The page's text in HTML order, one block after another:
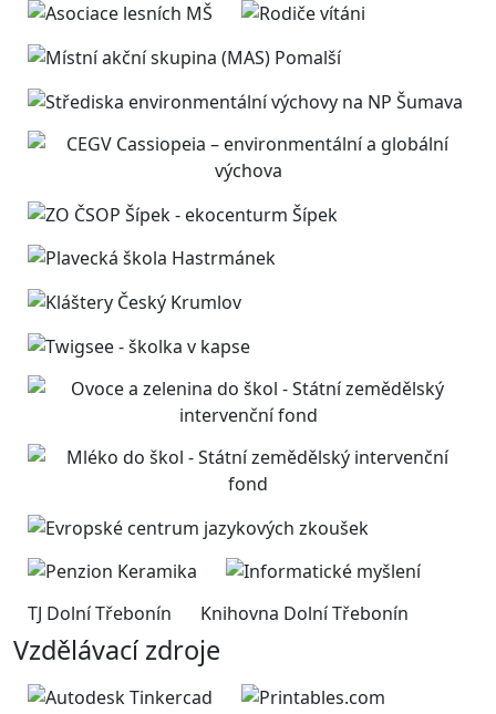
TJ Dolní Třebonín Knihovna Dolní Třebonín
Vzdělávací zdroje